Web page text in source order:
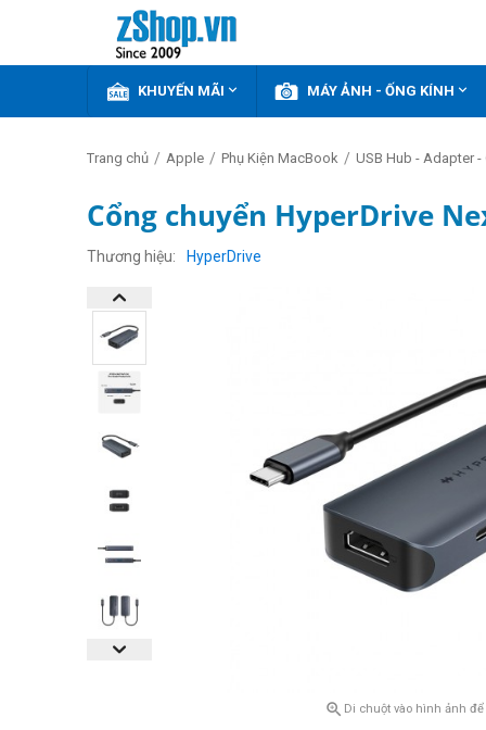
KHUYẾN MÃI  MÁY ẢNH - ỐNG KÍNH 
Trang chủ / Apple / Phụ Kiện MacBook / USB Hub - Adapter -
Cổng chuyển HyperDrive
Thương hiệu HyperDrive
 Di chuột vào hình ảnh